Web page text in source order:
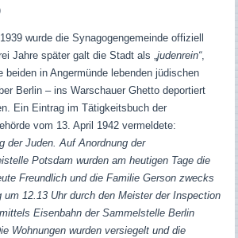
wurde die Synagogengemeinde offiziell
Jahre später galt die Stadt als „judenrein“,
beiden in Angermünde lebenden jüdischen
Berlin – ins Warschauer Ghetto deportiert
Ein Eintrag im Tätigkeitsbuch der
vom 13. April 1942 vermeldete:
der Juden. Auf Anordnung der
Potsdam wurden am heutigen Tage die
Freundlich und die Familie Gerson zwecks
um 12.13 Uhr durch den Meister der Inspection
Eisenbahn der Sammelstelle Berlin
Wohnungen wurden versiegelt und die